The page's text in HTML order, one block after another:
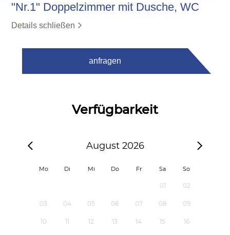
"Nr.1" Doppelzimmer mit Dusche, WC
Details schließen
anfragen
Verfügbarkeit
August 2026
Mo Di Mi Do Fr Sa So
01 02
03 04 05 06 07 08 09
10 11 12 13 14 15 16